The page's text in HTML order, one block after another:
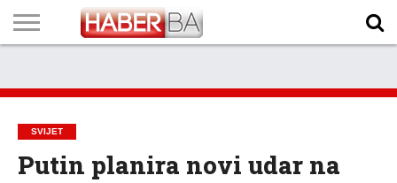
TECH
PROGRAM
PROGNOZA
PUTEVIMA
LISTA
NAMA
SVIJET
Putin planira novi udar na